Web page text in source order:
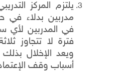
يلتزم المركز
مدربين بدلاء
في المدربين لأي
فترة لا تتجاوز
ويعد الإخلال بذلك
أسباب وقف